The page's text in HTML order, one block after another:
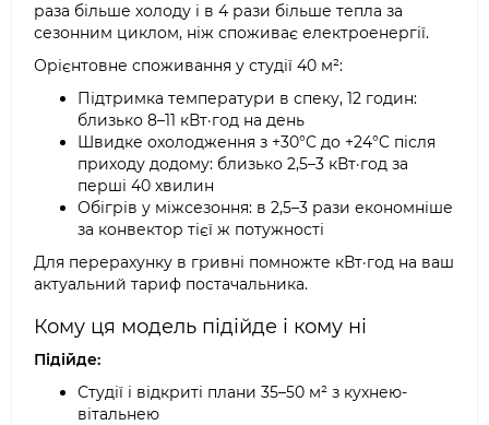
раза більше холоду і в 4 рази більше тепла за
сезонним циклом, ніж споживає електроенергії.
Орієнтовне споживання у студії 40 м²:
Підтримка температури в спеку, 12 годин:
близько 8–11 кВт·год на день
Швидке охолодження з +30°C до +24°C після
приходу додому: близько 2,5–3 кВт·год за
перші 40 хвилин
Обігрів у міжсезоння: в 2,5–3 рази економніше
за конвектор тієї ж потужності
Для перерахунку в гривні помножте кВт·год на ваш
актуальний тариф постачальника.
Кому ця модель підійде і кому ні
Підійде:
Студії і відкриті плани 35–50 м² з кухнею-
вітальнею